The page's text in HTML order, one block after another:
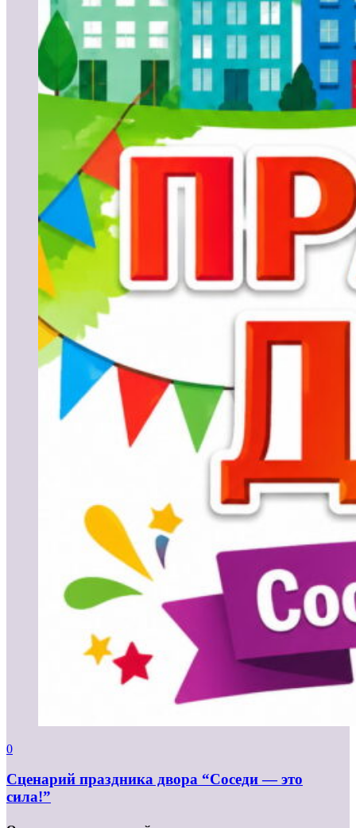
0
Сценарий праздника двора “Соседи — это
сила!”